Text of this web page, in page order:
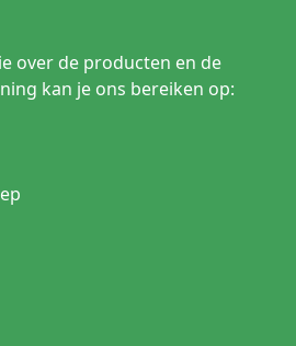
over de producten en de
kan je ons bereiken op: